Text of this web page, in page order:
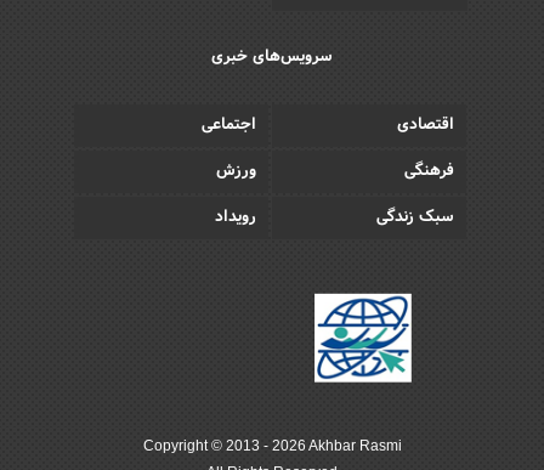
سرویس‌های خبری
اقتصادی
اجتماعی
فرهنگی
ورزش
سبک زندگی
رویداد
Copyright © 2013 - 2026 Akhbar Rasmi